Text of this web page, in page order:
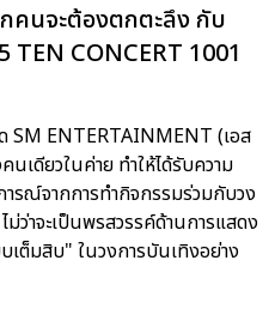
คนจะต้องตกตะลึง กับ
CONCERT 1001
SM ENTERTAINMENT (เอส
เดียวในค่าย ทำให้ได้รับความ
ารณ์จากการทำกิจกรรมร่วมกับวง
ว่าจะเป็นพรสวรรค์ด้านการแสดง
ต็มสิบ" ในวงการบันเทิงอย่าง